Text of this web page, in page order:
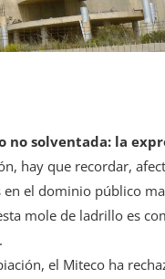
no solventada: la
hay que recordar,
en el dominio público
mole de ladrillo es
el Miteco ha